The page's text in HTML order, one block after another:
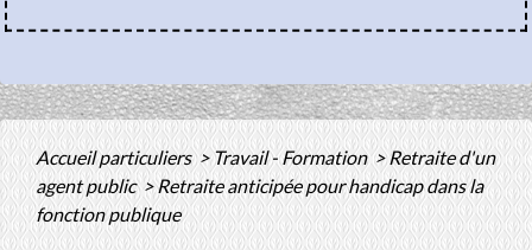
Accueil particuliers> Travail - Formation > Retraite d'un
agent public>Retraite anticipée pour handicap dans la
fonction publique